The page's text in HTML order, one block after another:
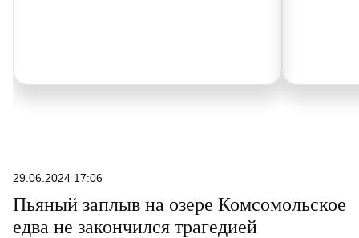
29.06.2024 17:06
Пьяный заплыв на озере Комсомольское
едва не закончился трагедией